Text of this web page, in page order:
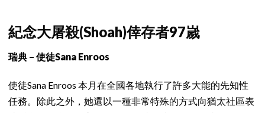
紀念大屠殺(Shoah)倖存者97嵗
瑞典 – 使徒Sana Enroos
使徒Sana Enroos 本月在全國各地執行了許多大能的先知性
任務。除此之外，她還以一種非常特殊的方式向猶太社區表